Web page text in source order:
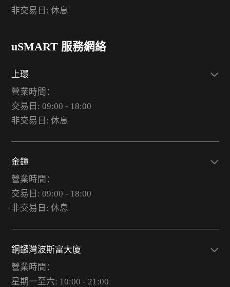
非交易日: 休息
uSMART 服務網絡
上環
營業時間：
交易日: 09:00 - 18:00
非交易日: 休息
金鐘
營業時間：
交易日: 09:00 - 18:00
非交易日: 休息
銅鑼灣波斯富大廈
營業時間：
星期一至六: 10:00 - 21:00